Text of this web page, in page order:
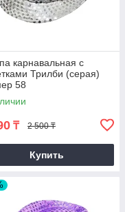
карнавальная с
Трилби (серая)
58
₸ 2 500 ₸
Купить